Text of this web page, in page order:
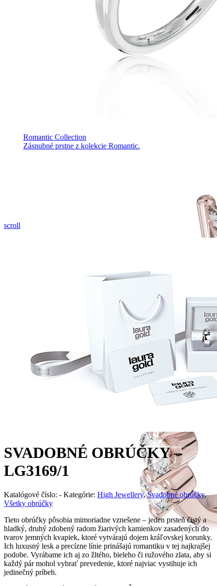
Romantic Collection
Zásnubné prstne z kolekcie Romantic.
scroll
SVADOBNÉ OBRÚČKY –
LG3169/1
Katalógové číslo: - Kategórie: High Jewellery, Svadobné obrúčky,
Všetky obrúčky
Tieto obrúčky pôsobia mimoriadne vznešene – jeden prsteň čistý a
hladký, druhý zdobený radom žiarivých kamienkov zasadených do
tvarov jemných kvapiek, ktoré vytvárajú dojem kráľovskej korunky.
Ich luxusný lesk a precízne línie prinášajú romantiku v tej najkrajšej
podobe. Vyrábame ich aj zo žltého, bieleho či ružového zlata, aby si
každý pár mohol vybrať prevedenie, ktoré najviac vystihuje ich
jedinečný príbeh.